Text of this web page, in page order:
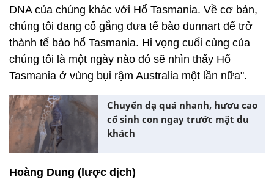
DNA của chúng khác với Hổ Tasmania. Về cơ bản,
chúng tôi đang cố gắng đưa tế bào dunnart để trở
thành tế bào hổ Tasmania. Hi vọng cuối cùng của
chúng tôi là một ngày nào đó sẽ nhìn thấy Hổ
Tasmania ở vùng bụi rậm Australia một lần nữa".
Chuyển dạ quá nhanh, hươu cao
cổ sinh con ngay trước mặt du
khách
Hoàng Dung (lược dịch)